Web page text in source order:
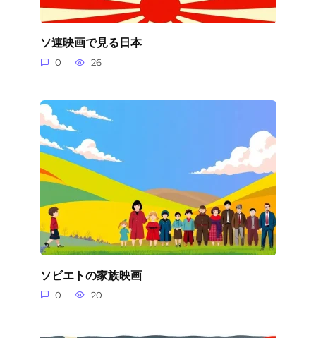
ソ連映画で見る日本
0 26
ソビエトの家族映画
0 20